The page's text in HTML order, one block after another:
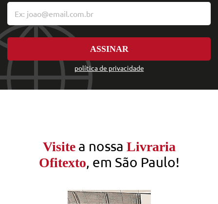
política de privacidade
ASSINAR
Visitea nossa Livraria
Ofitexto, em São Paulo!